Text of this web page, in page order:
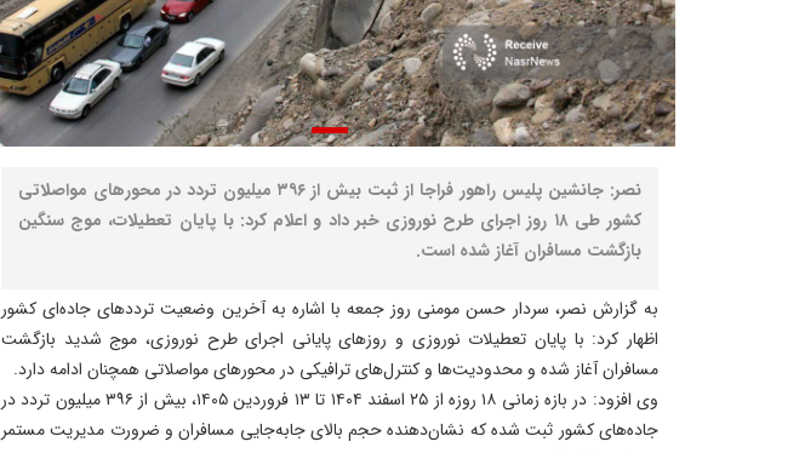
نصر: جانشین پلیس راهور فراجا از ثبت بیش از ۳۹۶ میلیون تردد در محورهای مواصلاتی
کشور طی ۱۸ روز اجرای طرح نوروزی خبر داد و اعلام کرد: با پایان تعطیلات، موج سنگین
بازگشت مسافران آغاز شده است.
به گزارش نصر، سردار حسن مومنی روز جمعه با اشاره به آخرین وضعیت ترددهای جاده‌ای کشور
اظهار کرد: با پایان تعطیلات نوروزی و روزهای پایانی اجرای طرح نوروزی، موج شدید بازگشت
مسافران آغاز شده و محدودیت‌ها و کنترل‌های ترافیکی در محورهای مواصلاتی همچنان ادامه دارد.
وی افزود: در بازه زمانی ۱۸ روزه از ۲۵ اسفند ۱۴۰۴ تا ۱۳ فروردین ۱۴۰۵، بیش از ۳۹۶ میلیون تردد در
جاده‌های کشور ثبت شده که نشان‌دهنده حجم بالای جابه‌جایی مسافران و ضرورت مدیریت مستمر